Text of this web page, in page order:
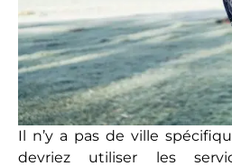
Il n’y a pas de ville
devriez utiliser les